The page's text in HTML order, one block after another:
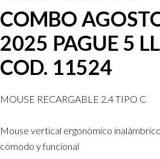
COMBO
2025 PAGUE 5
COD. 11524
MOUSE RECARGABLE 2.4 TIPO C
Mouse vertical ergonómico
cómodo y funcional